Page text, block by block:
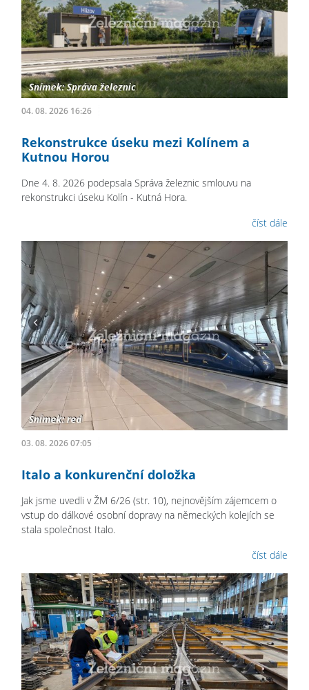
04. 08. 2026 16:26
Rekonstrukce úseku mezi Kolínem a
Kutnou Horou
Dne 4. 8. 2026 podepsala Správa železnic smlouvu na
rekonstrukci úseku Kolín - Kutná Hora.
číst dále
03. 08. 2026 07:05
Italo a konkurenční doložka
Jak jsme uvedli v ŽM 6/26 (str. 10), nejnovějším zájemcem o
vstup do dálkové osobní dopravy na německých kolejích se
stala společnost Italo.
číst dále